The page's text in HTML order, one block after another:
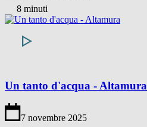
8 minuti
Un tanto d'acqua - Altamura
7 novembre 2025